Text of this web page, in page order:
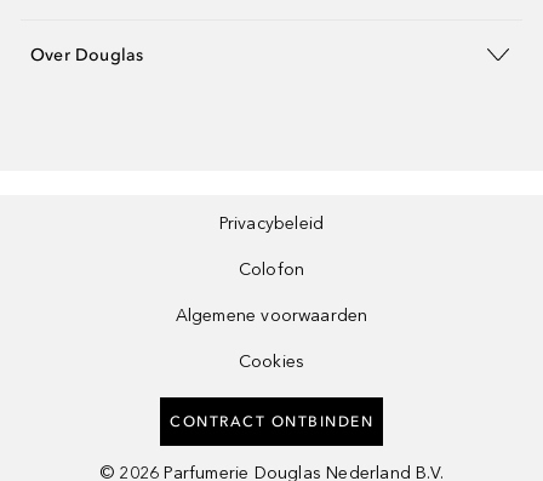
Over Douglas
Privacybeleid
Colofon
Algemene voorwaarden
Cookies
CONTRACT ONTBINDEN
© 2026 Parfumerie Douglas Nederland B.V.